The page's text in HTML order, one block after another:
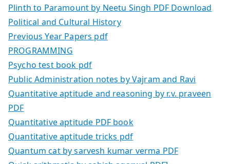
Plinth to Paramount by Neetu Singh PDF Download
Political and Cultural History
Previous Year Papers pdf
PROGRAMMING
Psycho test book pdf
Public Administration notes by Vajram and Ravi
Quantitative aptitude and reasoning by r.v. praveen
PDF
Quantitative aptitude PDF book
Quantitative aptitude tricks pdf
Quantum cat by sarvesh kumar verma PDF